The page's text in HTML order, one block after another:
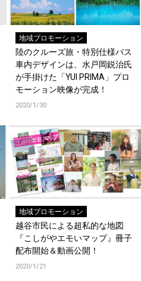
地域プロモーション
陸のクルーズ旅・特別仕様バス
車内デザインは、水戸岡鋭治氏
が手掛けた「YUI PRIMA」プロ
モーション映像が完成！
2020/1/30
地域プロモーション
越谷市民による超私的な地図
『こしがやエモいマップ』冊子
配布開始＆動画公開！
2020/1/21